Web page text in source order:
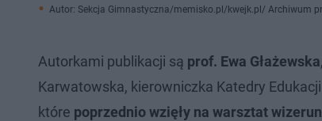
Autor: Sekcja Gimnastyczna/memisko.pl/kwejk.pl/ Archiwum
Autorkami publikacji są prof. Ewa Głażewska
Karwatowska, kierowniczka Katedry
które poprzednio wzięły na warsztat